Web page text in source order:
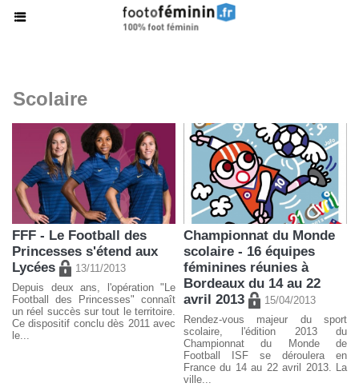
Scolaire
FFF - Le Football des
Princesses s'étend aux
Lycées
13/11/2013
Depuis deux ans, l'opération "Le
Football des Princesses" connaît
un réel succès sur tout le territoire.
Ce dispositif conclu dès 2011 avec
le...
Championnat du Monde
scolaire - 16 équipes
féminines réunies à
Bordeaux du 14 au 22
avril 2013
15/04/2013
Rendez-vous majeur du sport
scolaire, l'édition 2013 du
Championnat du Monde de
Football ISF se déroulera en
France du 14 au 22 avril 2013. La
ville...